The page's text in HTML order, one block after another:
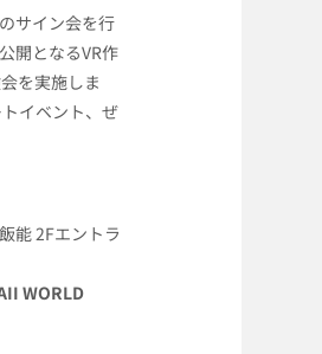
サイン会を行
開となるVR作
を実施しま
イベント、ぜ
能 2Fエントラ
WORLD